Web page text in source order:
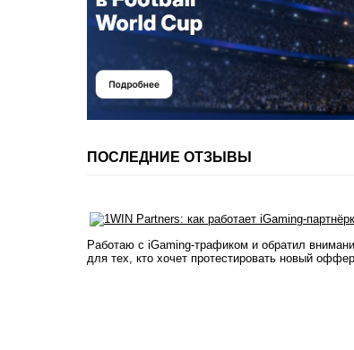
ПОСЛЕДНИЕ ОТЗЫВЫ
Работаю с iGaming-трафиком и обратил
для тех, кто хочет протестировать новый